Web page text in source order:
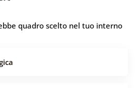
quadro scelto nel tuo interno